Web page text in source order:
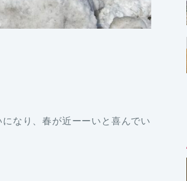
なり、春が近ーーいと喜んでい